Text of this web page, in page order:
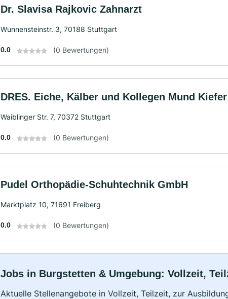
Dr. Slavisa Rajkovic Zahnarzt
Wunnensteinstr. 3, 70188 Stuttgart
0.0 (0 Bewertungen)
DRES. Eiche, Kälber und Kollegen Mund
Waiblinger Str. 7, 70372 Stuttgart
0.0 (0 Bewertungen)
Pudel Orthopädie-Schuhtechnik GmbH
Marktplatz 10, 71691 Freiberg
0.0 (0 Bewertungen)
Jobs in Burgstetten & Umgebung: Vollzeit,
Aktuelle Stellenangebote in Vollzeit, Teilzeit, zur